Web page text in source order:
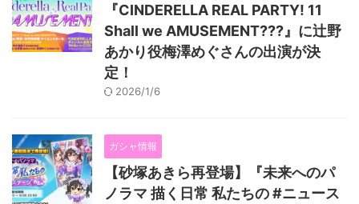
『CINDERELLA REAL PARTY! 11
Shall we AMUSEMENT???』に辻野
あかり役梅澤めぐさんの出演が決
定！
2026/1/6
ガシャ情報
【砂塚あきら再登場】『未来へのパ
ノラマ 描く日常 私たちの #ニュース